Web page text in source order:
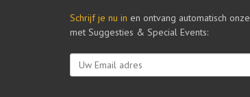
Schrijf je nu in en ontvang automatisch onze
met Suggesties & Special Events: